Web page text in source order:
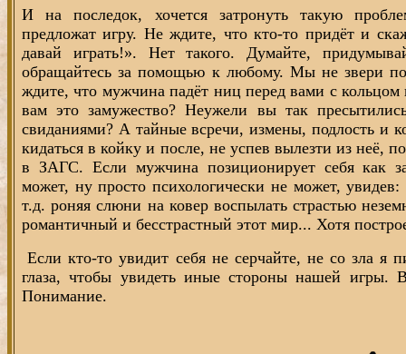
И на последок, хочется затронуть такую
предложат игру. Не ждите, что кто-то придёт и
давай играть!». Нет такого. Думайте,
обращайтесь за помощью к любому. Мы не звери
ждите, что мужчина падёт ниц перед вами с кольцом
вам это замужество? Неужели вы так
свиданиями? А тайные всречи, измены, подлость и
кидаться в койку и после, не успев вылезти из неё,
в ЗАГС. Если мужчина позиционирует себя как
может, ну просто психологически не может,
т.д. роняя слюни на ковер воспылать страстью
романтичный и бесстрастный этот мир... Хотя
Если кто-то увидит себя не серчайте, не со зла я
глаза, чтобы увидеть иные стороны нашей игры.
Понимание.